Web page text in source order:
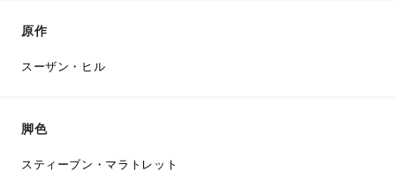
原作
スーザン・ヒル
脚色
スティーブン・マラトレット